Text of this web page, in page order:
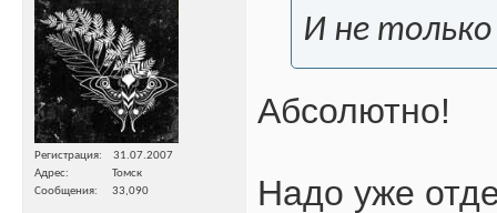
Регистрация
31.07.2007
Адрес
Томск
Сообщения
33,090
И не
Абсолютно!
Надо уже